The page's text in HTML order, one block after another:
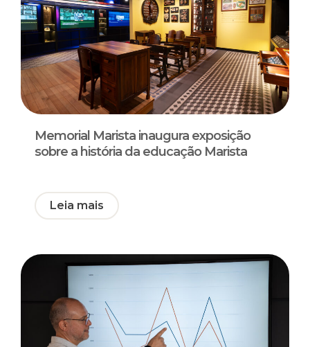
Memorial Marista inaugura exposição
sobre a história da educação Marista
Leia mais